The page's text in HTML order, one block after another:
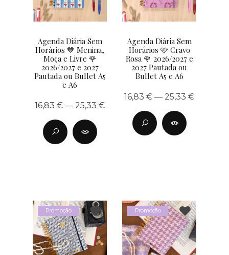
Agenda Diária Sem
Horários 💙 Menina,
Moça e Livre 🌹
2026/2027 e 2027
Pautada ou Bullet A5
e A6
16,83 € — 25,33 €
Agenda Diária Sem
Horários 🩷 Cravo
Rosa 🌹 2026/2027 e
2027 Pautada ou
Bullet A5 e A6
16,83 € — 25,33 €
Promoção Promoção